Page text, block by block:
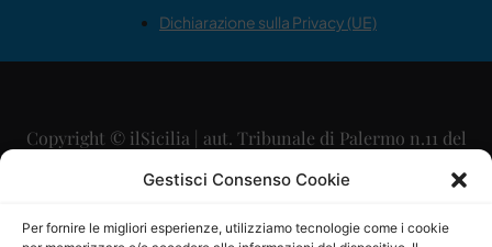
Gestisci Consenso Cookie
Per fornire le migliori esperienze, utilizziamo tecnologie come i cookie
Dichiarazione sulla Privacy (UE)
Copyright © ilSicilia | aut. Tribunale di Palermo n.11 del
29/09/2015